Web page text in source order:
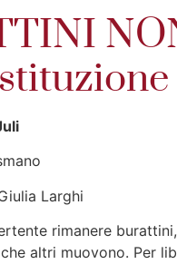
Larghi
rimanere
altri muovono. Per